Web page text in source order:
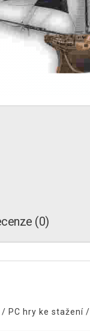
(0)
PC hry ke stažení/